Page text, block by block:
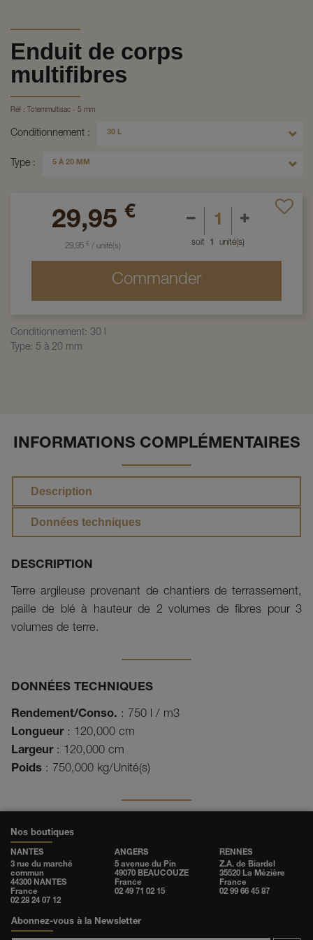
Enduit de corps
multifibres
Réf : Totemmultisac - 5 mm
Conditionnement 30 L
Type 5 À 20 MM
29,95 €
29,95 € / unité(s) soit 1 unité(s)
Commander
Conditionnement: 30 l
Type: 5 à 20 mm
INFORMATIONS COMPLÉMENTAIRES
Description
Données techniques
DESCRIPTION
Terre argileuse provenant de chantiers de terrassement,
paille de blé à hauteur de 2 volumes de fibres pour 3
volumes de terre.
DONNÉES TECHNIQUES
Rendement/Conso. : 750 l / m3
Longueur: 120,000 cm
Largeur: 120,000 cm
Poids : 750,000 kg/Unité(s)
Nos boutiques
NANTES
3 rue du marché
commun
44300 NANTES
France
02 28 24 07 12
ANGERS
5 avenue du Pin
49070 BEAUCOUZE
France
02 49 71 02 15
RENNES
Z.A. de Biardel
35520 La Mézière
France
02 99 66 45 87
Abonnez-vous à la Newsletter